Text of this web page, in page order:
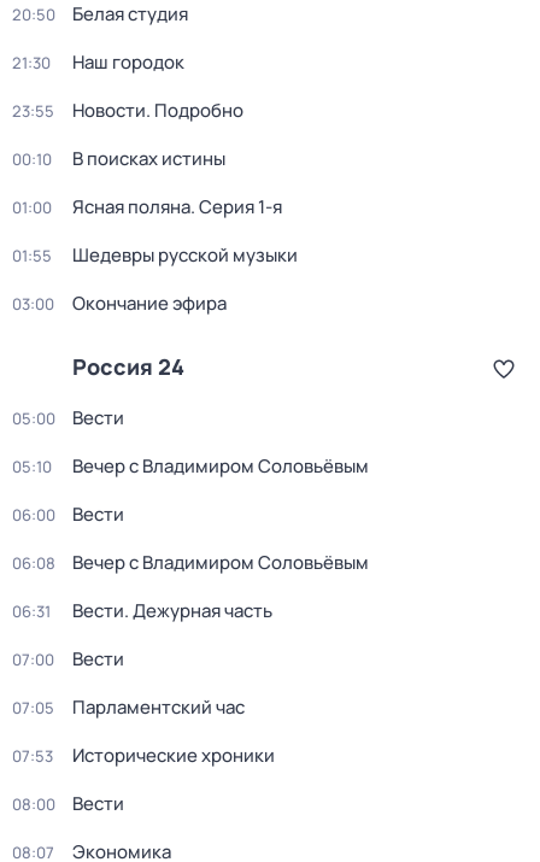
20:50 Белая студия
21:30 Наш городок
23:55 Новости. Подробно
00:10 В поисках истины
01:00 Ясная поляна. Серия 1-я
01:55 Шедевры русской музыки
03:00 Окончание эфира
Россия 24
05:00 Вести
05:10 Вечер с Владимиром Соловьёвым
06:00 Вести
06:08 Вечер с Владимиром Соловьёвым
06:31 Вести. Дежурная часть
07:00 Вести
07:05 Парламентский час
07:53 Исторические хроники
08:00 Вести
08:07 Экономика